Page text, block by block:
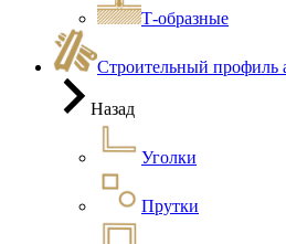
Т-образные
Строительный
Назад
Уголки
Прутки